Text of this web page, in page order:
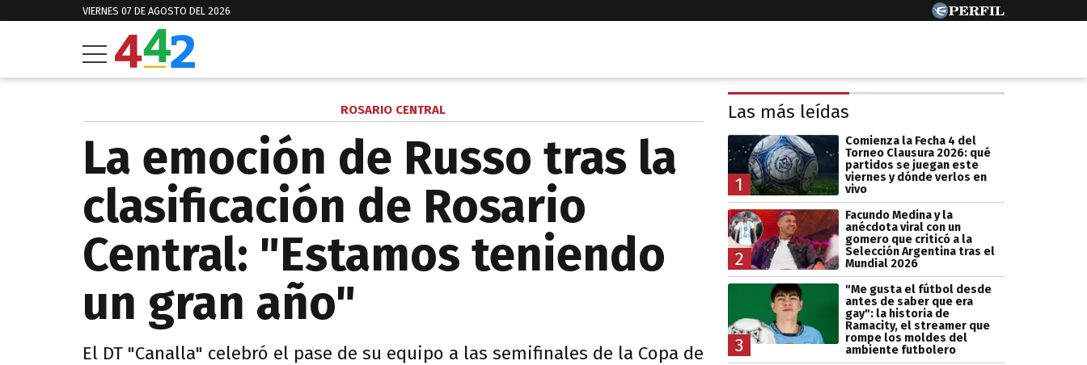
VIERNES 07 DE AGOSTO DEL 2026
ROSARIO CENTRAL
La emoción de Russo tras la
clasificación de Rosario
Central: "Estamos teniendo
un gran año"
El DT "Canalla" celebró el pase de su equipo a las semifinales de la Copa de
Las más leídas
1
Comienza la Fecha 4 del
Torneo Clausura 2026: qué
partidos se juegan este
viernes y dónde verlos en
vivo
2
Facundo Medina y la
anécdota viral con un
gomero que criticó a la
Selección Argentina tras el
Mundial 2026
3
"Me gusta el fútbol desde
antes de saber que era
gay": la historia de
Ramacity, el streamer que
rompe los moldes del
ambiente futbolero